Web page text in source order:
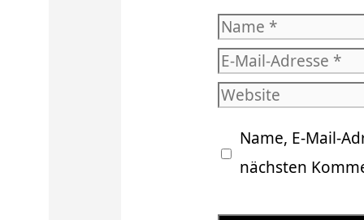
Name
E-
Mail-
Website
Name, E-Mail-
nächsten